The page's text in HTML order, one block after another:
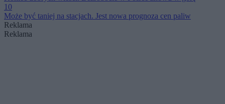
10
Może być taniej na stacjach. Jest nowa prognoza cen paliw
Reklama
Reklama